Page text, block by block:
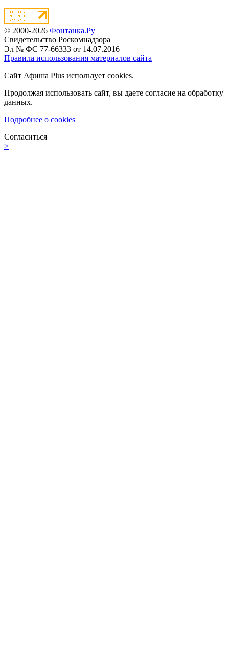
© 2000-2026 Фонтанка.Ру
Свидетельство Роскомнадзора
Эл № ФС 77-66333 от 14.07.2016
Правила использования материалов сайта
Сайт Афиша Plus использует cookies.
Продолжая использовать сайт, вы даете согласие на обработку
данных.
Подробнее о cookies
Согласиться
>